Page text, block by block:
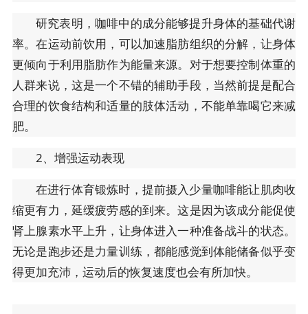
研究表明，咖啡中的成分能够提升身体的基础代谢
率。在运动前饮用，可以加速脂肪组织的分解，让身体
更倾向于利用脂肪作为能量来源。对于想要控制体重的
人群来说，这是一个不错的辅助手段，当然前提是配合
合理的饮食结构和适量的肢体活动，不能单靠喝它来减
肥。
2、增强运动表现
在进行体育锻炼时，提前摄入少量咖啡能让肌肉收
缩更有力，延缓疲劳感的到来。这是因为该成分能促使
肾上腺素水平上升，让身体进入一种准备战斗的状态。
无论是跑步还是力量训练，都能感觉到体能储备似乎变
得更加充沛，运动后的恢复速度也会有所加快。